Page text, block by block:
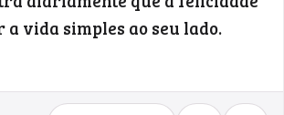
vida simples ao seu lado.